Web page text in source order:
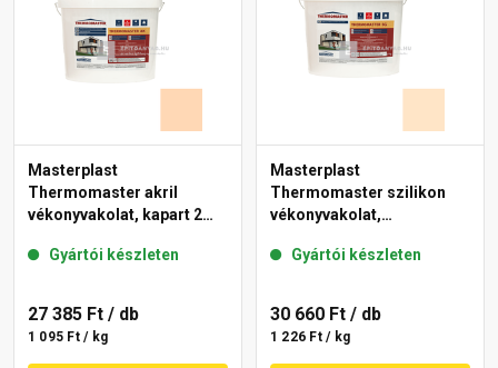
Masterplast
Thermomaster akril
vékonyvakolat, kapart 2
Gyártói készleten
27 385 Ft / db
1 095 Ft / kg
Masterplast
Thermomaster szilikon
vékonyvakolat,
03-E 25 kg
Gyártói készleten
30 660 Ft / db
1 226 Ft / kg